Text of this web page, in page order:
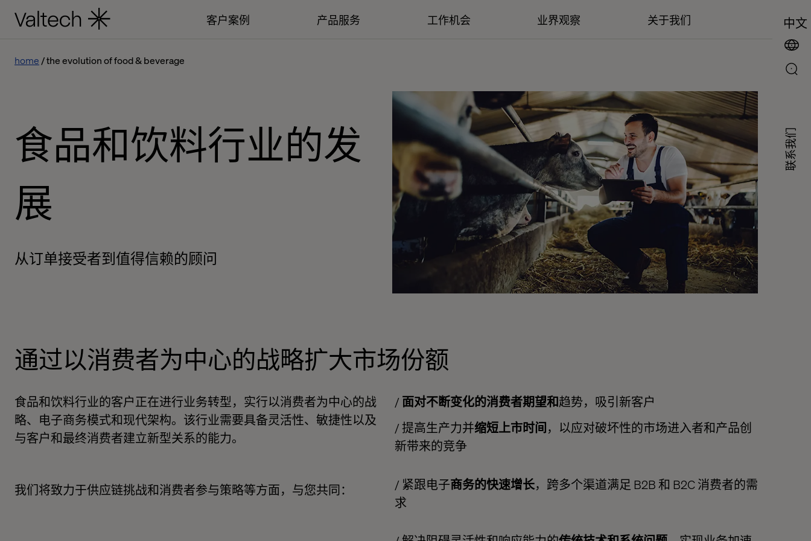
客户案例 产品服务 工作机会 业界观察 关于我们 中文
联系我们
home the evolution of food & beverage
食品和饮料行业的发
展
从订单接受者到值得信赖的顾问
通过以消费者为中心的战略扩大市场份额
食品和饮料行业的客户正在进行业务转型，实行以消费者为中心的战
略、电子商务模式和现代架构。该行业需要具备灵活性、敏捷性以及
与客户和最终消费者建立新型关系的能力。
我们将致力于供应链挑战和消费者参与策略等方面，与您共同：
/ 面对不断变化的消费者期望和趋势，吸引新客户
/提高生产力并缩短上市时间，以应对破坏性的市场进入者和产品创
新带来的竞争
/ 紧跟电子商务的快速增长，跨多个渠道满足 B2B和 B2C消费者的需
求